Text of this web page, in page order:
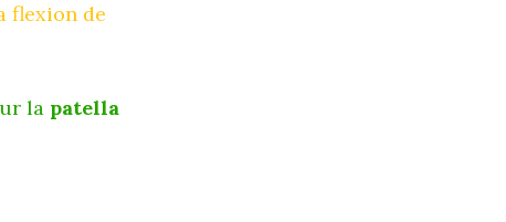
flexion de
la patella